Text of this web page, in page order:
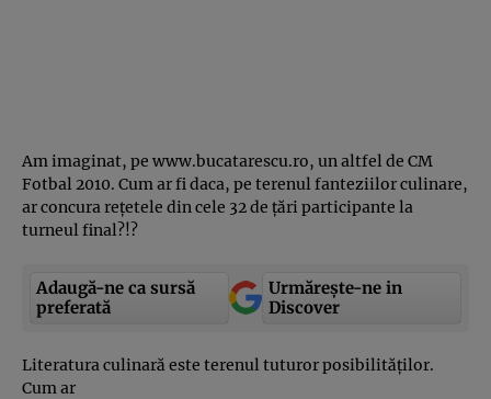
Am imaginat, pe www.bucatarescu.ro, un altfel de CM
Fotbal 2010. Cum ar fi daca, pe terenul fanteziilor culinare,
ar concura reţetele din cele 32 de ţări participante la
turneul final?!?
Adaugă-ne ca sursă
preferată
Urmărește-ne in
Discover
Literatura culinară este terenul tuturor posibilităţilor.
Cum ar